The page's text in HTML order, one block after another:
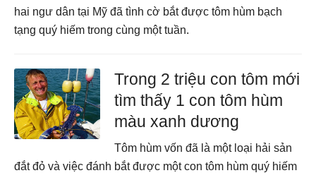
hai ngư dân tại Mỹ đã tình cờ bắt được tôm hùm bạch
tạng quý hiếm trong cùng một tuần.
Trong 2 triệu con tôm mới
tìm thấy 1 con tôm hùm
màu xanh dương
Tôm hùm vốn đã là một loại hải sản
đắt đỏ và việc đánh bắt được một con tôm hùm quý hiếm